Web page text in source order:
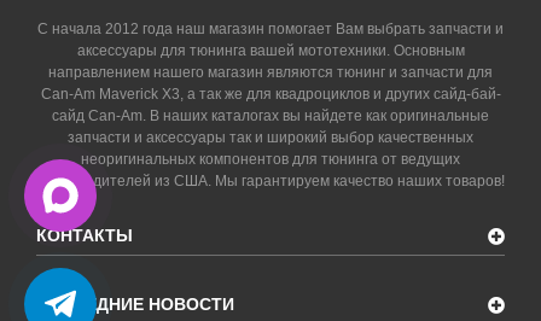
С начала 2012 года наш магазин помогает Вам выбрать запчасти и
аксессуары для тюнинга вашей мототехники. Основным
направлением нашего магазин являются тюнинг и запчасти для
Can-Am Maverick X3, а так же для квадроциклов и других сайд-бай-
сайд Can-Am. В наших каталогах вы найдете как оригинальные
запчасти и аксессуары так и широкий выбор качественных
неоригинальных компонентов для тюнинга от ведущих
производителей из США. Мы гарантируем качество наших товаров!
КОНТАКТЫ
ПОСЛЕДНИЕ НОВОСТИ